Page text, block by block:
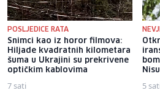
POSLJEDICE RATA
Snimci kao iz horor filmova:
Hiljade kvadratnih kilometara
šuma u Ukrajini su prekrivene
optičkim kablovima
7 sati 5 sati